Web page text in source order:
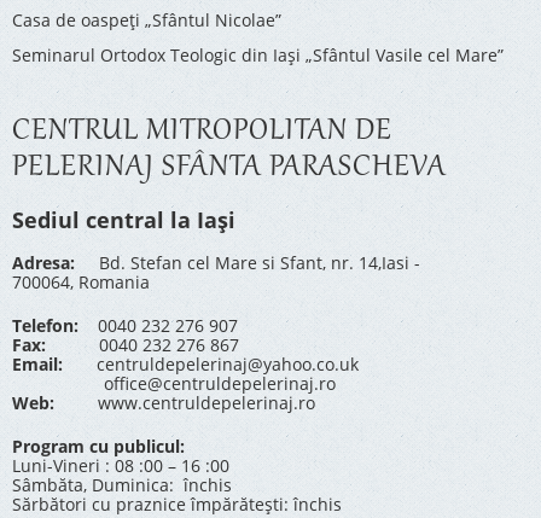
Casa de oaspeți „Sfântul Nicolae”
Seminarul Ortodox Teologic din Iași „Sfântul Vasile cel Mare”
CENTRUL MITROPOLITAN DE
PELERINAJ SFÂNTA PARASCHEVA
Sediul central la Iași
Adresa: Bd. Stefan cel Mare si Sfant, nr. 14,Iasi -
700064, Romania
Telefon: 0040 232 276 907
Fax: 0040 232 276 867
Email:
centruldepelerinaj@yahoo.co.uk
office@centruldepelerinaj.ro
Web:
www.centruldepelerinaj.ro
Program cu publicul:
Luni-Vineri : 08 :00 – 16 :00
Sâmbăta, Duminica: închis
Sărbători cu praznice împărătești: închis